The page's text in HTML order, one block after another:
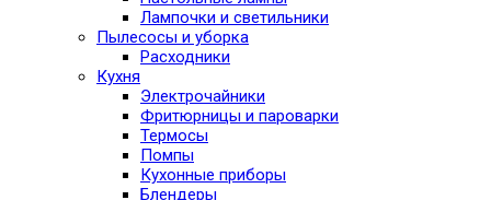
Лампочки и светильники
Пылесосы и уборка
Расходники
Кухня
Электрочайники
Фритюрницы и пароварки
Термосы
Помпы
Кухонные приборы
Блендеры